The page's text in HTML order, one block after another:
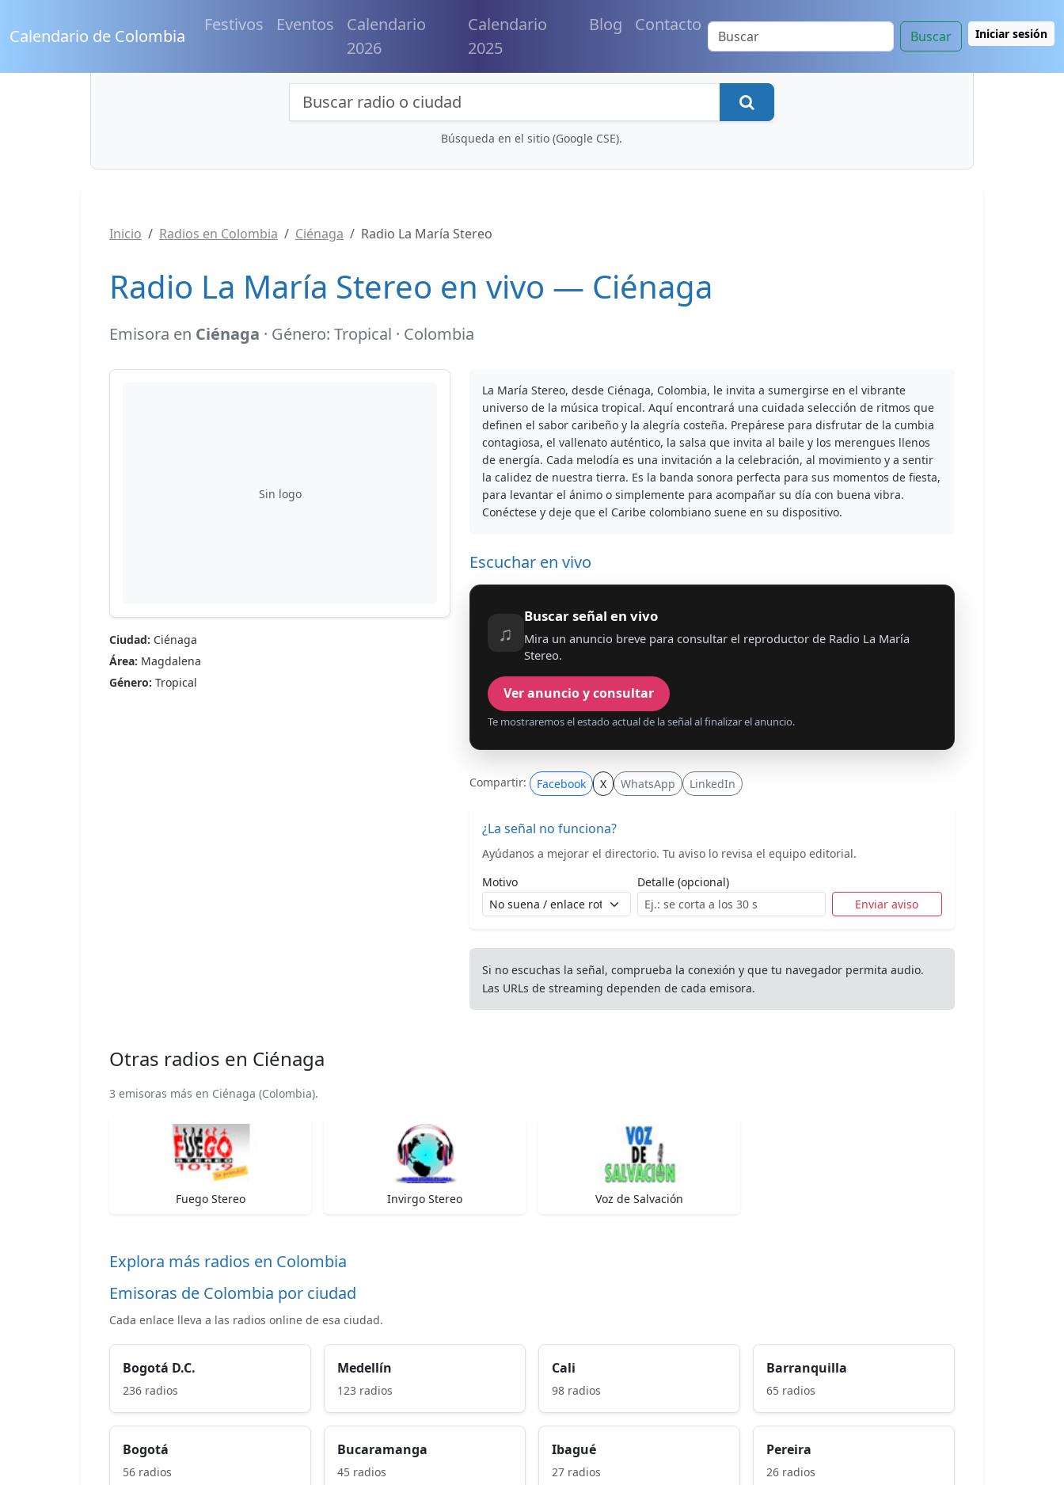
Calendario de Colombia
Festivos Eventos
Calendario
2026
Calendario
2025
Blog Contacto
Buscar Iniciar sesión
Búsqueda de radios y contenidos
Búsqueda en el sitio (Google CSE).
Inicio Radios en Colombia Ciénaga Radio La María Stereo
Radio La María Stereo en vivo — Ciénaga
Emisora en Ciénaga · Género: Tropical · Colombia
Sin logo
Ciudad: Ciénaga
Área: Magdalena
Género: Tropical
La María Stereo, desde Ciénaga, Colombia, le invita a sumergirse en el vibrante
universo de la música tropical. Aquí encontrará una cuidada selección de ritmos que
definen el sabor caribeño y la alegría costeña. Prepárese para disfrutar de la cumbia
contagiosa, el vallenato auténtico, la salsa que invita al baile y los merengues llenos
de energía. Cada melodía es una invitación a la celebración, al movimiento y a sentir
la calidez de nuestra tierra. Es la banda sonora perfecta para sus momentos de fiesta,
para levantar el ánimo o simplemente para acompañar su día con buena vibra.
Conéctese y deje que el Caribe colombiano suene en su dispositivo.
Escuchar en vivo
♫
Buscar señal en vivo
Mira un anuncio breve para consultar el reproductor de Radio La María
Stereo.
Ver anuncio y consultar
Te mostraremos el estado actual de la señal al finalizar el anuncio.
Compartir: Facebook X WhatsApp LinkedIn
¿La señal no funciona?
Ayúdanos a mejorar el directorio. Tu aviso lo revisa el equipo editorial.
Motivo
Detalle (opcional)
Enviar aviso
Si no escuchas la señal, comprueba la conexión y que tu navegador permita audio.
Las URLs de streaming dependen de cada emisora.
Otras radios en Ciénaga
3 emisoras más en Ciénaga (Colombia).
Fuego Stereo Invirgo Stereo Voz de Salvación
Explora más radios en Colombia
Emisoras de Colombia por ciudad
Cada enlace lleva a las radios online de esa ciudad.
Bogotá D.C.
236 radios
Medellín
123 radios
Cali
98 radios
Barranquilla
65 radios
Bogotá
56 radios
Bucaramanga
45 radios
Ibagué
27 radios
Pereira
26 radios